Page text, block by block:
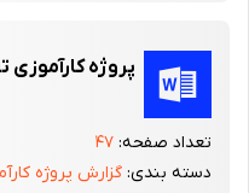
فلایویل را که معمولاً پنج
بارد کردن خارروی فلنج میل
12-بلوک موتور را روی پایه
سمت بالا قرار گیرد . سپس پیچ
پروژه کارآموزی
تعداد صفحه: ۴۷
دسته بندی: گزارش پروژه